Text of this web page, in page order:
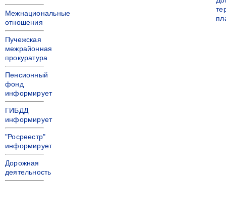
Межнациональные
отношения
Пучежская
межрайонная
прокуратура
Пенсионный
фонд
информирует
ГИБДД
информирует
"Росреестр"
информирует
Дорожная
деятельность